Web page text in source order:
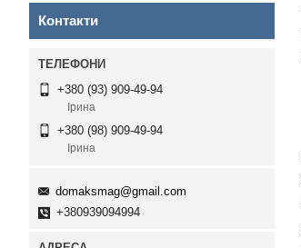
Контакти
+380 (93) 909-49-94
Ірина
+380 (98) 909-49-94
Ірина
domaksmag@gmail.com
+380939094994